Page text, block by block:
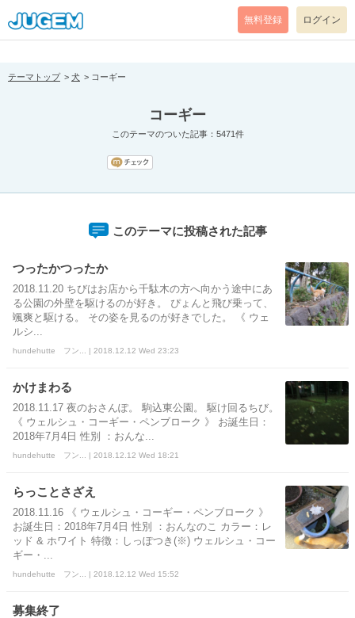
[pear_error: message="Success" code=0 mode=return level=notice
prefix="" info=""]
無料登録 ログイン
テーマトップ 犬 コーギー
コーギー
このテーマのついた記事：5471件
このテーマに投稿された記事
つったかつったか
2018.11.20 ちびはお店から千駄木の方へ向かう途中にあ
る公園の外壁を駆けるのが好き。 ぴょんと飛び乗って、
颯爽と駆ける。 その姿を見るのが好きでした。 《 ウェ
ルシ...
hundehutte フン... | 2018.12.12 Wed 23:23
かけまわる
2018.11.17 夜のおさんぽ。 駒込東公園。 駆け回るちび。
《 ウェルシュ・コーギー・ペンブローク 》 お誕生日：
2018年7月4日 性別 ：おんな...
hundehutte フン... | 2018.12.12 Wed 18:21
らっことさざえ
2018.11.16 《 ウェルシュ・コーギー・ペンブローク 》
お誕生日：2018年7月4日 性別 ：おんなのこ カラー：レ
ッド & ホワイト 特徴：しっぽつき(※) ウェルシュ・コー
ギー・...
hundehutte フン... | 2018.12.12 Wed 15:52
募集終了